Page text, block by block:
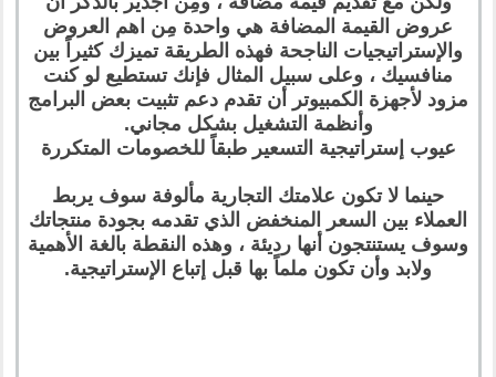
عروض القيمة المضافة هي واحدة مِن اهم العروض
والإستراتيجيات الناجحة فهذه الطريقة تميزك كثيراً بين
منافسيك ، وعلى سبيل المثال فإنك تستطيع لو كنت
مزود لأجهزة الكمبيوتر أن تقدم دعم تثبيت بعض البرامج
وأنظمة التشغيل بشكل مجاني.
عيوب إستراتيجية التسعير طبقاً للخصومات المتكررة
حينما لا تكون علامتك التجارية مألوفة سوف يربط
العملاء بين السعر المنخفض الذي تقدمه بجودة منتجاتك
وسوف يستنتجون أنها رديئة ، وهذه النقطة بالغة الأهمية
ولابد وأن تكون ملماً بها قبل إتباع الإستراتيجية.